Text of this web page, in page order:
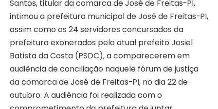
Santos, titular da comarca de José de Freitas-PI,
intimou a prefeitura municipal de José de Freitas-PI,
assim como os 24 servidores concursados da
prefeitura exonerados pelo atual prefeito Josiel
Batista da Costa (PSDC), a comparecerem em
audiência de conciliação naquele fórum de justiça
da comarca de José de Freitas-PI, no dia 22 de
outubro. A audiência foi realizada com o